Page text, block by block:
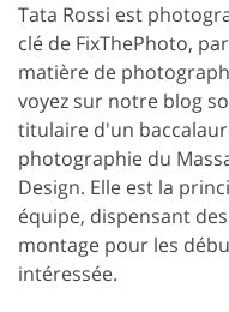
Tata Rossi est
clé de FixThePhoto,
matière de
voyez sur notre blog
titulaire d'un
photographie du
Design. Elle est la
équipe, dispensant
montage pour les
intéressée.